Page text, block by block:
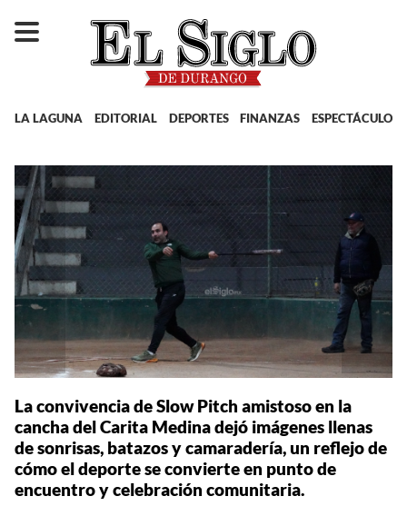
LA LAGUNA EDITORIAL DEPORTES FINANZAS ESPECTÁCULOS
La convivencia de Slow Pitch amistoso en la
cancha del Carita Medina dejó imágenes llenas
de sonrisas, batazos y camaradería, un reflejo de
cómo el deporte se convierte en punto de
encuentro y celebración comunitaria.